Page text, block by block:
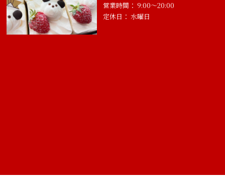
営業時間： 9:00～20:00
定休日： 水曜日